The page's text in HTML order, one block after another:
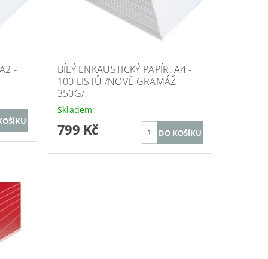
-
BÍLÝ ENKAUSTICKÝ PAPÍR: A4 -
100 LISTŮ /NOVĚ GRAMÁŽ
350G/
Skladem
799 Kč